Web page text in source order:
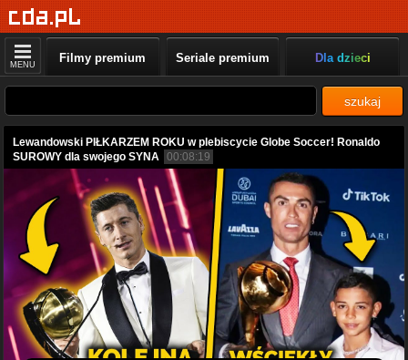
MENU Filmy premium Seriale premium Dla dzieci
szukaj
Lewandowski PIŁKARZEM ROKU w plebiscycie Globe Soccer! Ronaldo
SUROWY dla swojego SYNA 00:08:19